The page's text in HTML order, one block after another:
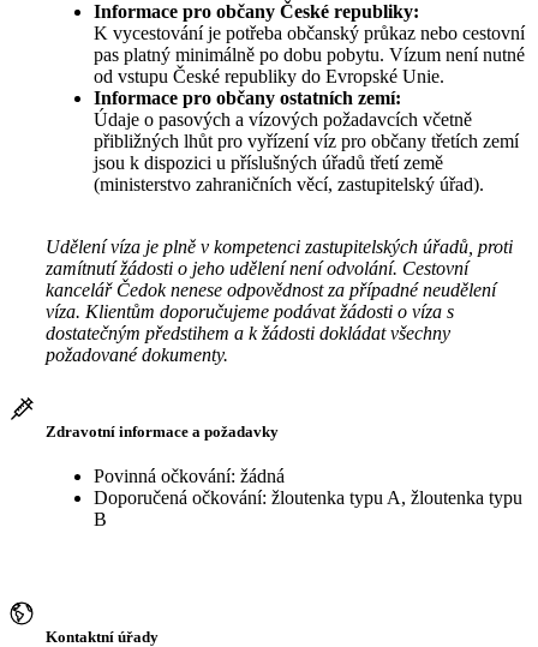
Informace pro občany České republiky:
K vycestování je potřeba občanský průkaz nebo cestovní
pas platný minimálně po dobu pobytu. Vízum není nutné
od vstupu České republiky do Evropské Unie.
Informace pro občany ostatních zemí:
Údaje o pasových a vízových požadavcích včetně
přibližných lhůt pro vyřízení víz pro občany třetích zemí
jsou k dispozici u příslušných úřadů třetí země
(ministerstvo zahraničních věcí, zastupitelský úřad).
Udělení víza je plně v kompetenci zastupitelských úřadů, proti
zamítnutí žádosti o jeho udělení není odvolání. Cestovní
kancelář Čedok nenese odpovědnost za případné neudělení
víza. Klientům doporučujeme podávat žádosti o víza s
dostatečným předstihem a k žádosti dokládat všechny
požadované dokumenty.
Zdravotní informace a požadavky
Povinná očkování: žádná
Doporučená očkování: žloutenka typu A, žloutenka typu
B
Kontaktní úřady